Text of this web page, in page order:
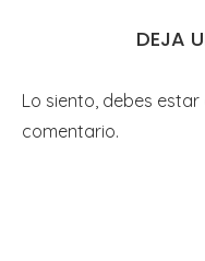
DEJA
Lo siento, debes estar
comentario.